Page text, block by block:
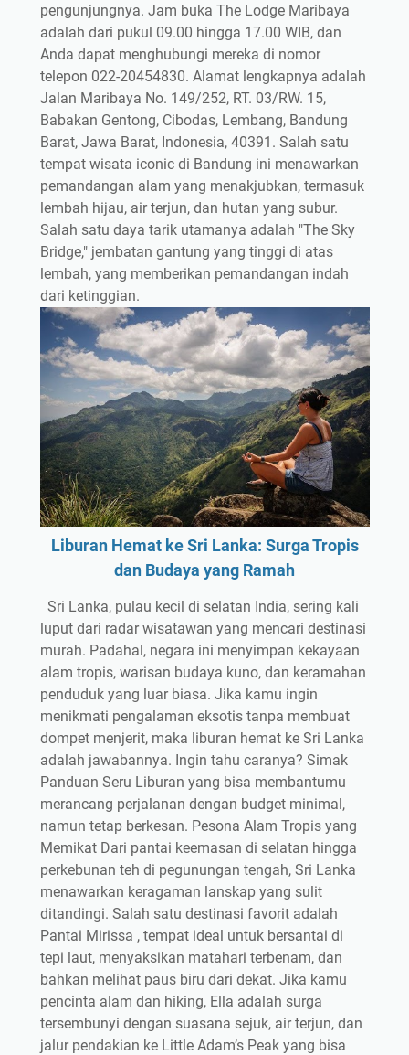
pengunjungnya. Jam buka The Lodge Maribaya
adalah dari pukul 09.00 hingga 17.00 WIB, dan
Anda dapat menghubungi mereka di nomor
telepon 022-20454830. Alamat lengkapnya adalah
Jalan Maribaya No. 149/252, RT. 03/RW. 15,
Babakan Gentong, Cibodas, Lembang, Bandung
Barat, Jawa Barat, Indonesia, 40391. Salah satu
tempat wisata iconic di Bandung ini menawarkan
pemandangan alam yang menakjubkan, termasuk
lembah hijau, air terjun, dan hutan yang subur.
Salah satu daya tarik utamanya adalah "The Sky
Bridge," jembatan gantung yang tinggi di atas
lembah, yang memberikan pemandangan indah
dari ketinggian.
Liburan Hemat ke Sri Lanka: Surga Tropis
dan Budaya yang Ramah
Sri Lanka, pulau kecil di selatan India, sering kali
luput dari radar wisatawan yang mencari destinasi
murah. Padahal, negara ini menyimpan kekayaan
alam tropis, warisan budaya kuno, dan keramahan
penduduk yang luar biasa. Jika kamu ingin
menikmati pengalaman eksotis tanpa membuat
dompet menjerit, maka liburan hemat ke Sri Lanka
adalah jawabannya. Ingin tahu caranya? Simak
Panduan Seru Liburan yang bisa membantumu
merancang perjalanan dengan budget minimal,
namun tetap berkesan. Pesona Alam Tropis yang
Memikat Dari pantai keemasan di selatan hingga
perkebunan teh di pegunungan tengah, Sri Lanka
menawarkan keragaman lanskap yang sulit
ditandingi. Salah satu destinasi favorit adalah
Pantai Mirissa , tempat ideal untuk bersantai di
tepi laut, menyaksikan matahari terbenam, dan
bahkan melihat paus biru dari dekat. Jika kamu
pencinta alam dan hiking, Ella adalah surga
tersembunyi dengan suasana sejuk, air terjun, dan
jalur pendakian ke Little Adam’s Peak yang bisa